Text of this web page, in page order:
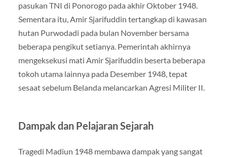
pasukan TNI di Ponorogo pada akhir Oktober 1948.
Sementara itu, Amir Sjarifuddin tertangkap di kawasan
hutan Purwodadi pada bulan November bersama
beberapa pengikut setianya. Pemerintah akhirnya
mengeksekusi mati Amir Sjarifuddin beserta beberapa
tokoh utama lainnya pada Desember 1948, tepat
sesaat sebelum Belanda melancarkan Agresi Militer II.
Dampak dan Pelajaran Sejarah
Tragedi Madiun 1948 membawa dampak yang sangat